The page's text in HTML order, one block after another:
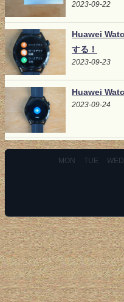
2023-09-22
Huawei
する！
2023-09-23
Huawei
2023-09-24
MON TUE WED